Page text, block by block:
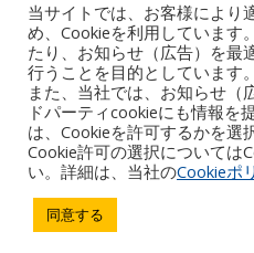
Copyright © 2026 iGroup Japan. All
当サイトでは、お客様により
め、Cookieを利用しています
たり、お知らせ（広告）を最
行うことを目的としています。
また、当社では、お知らせ（
ドパーティcookieにも情報を
は、Cookieを許可するかを選
Cookie許可の選択については
い。詳細は、当社のCookieポ
同意する